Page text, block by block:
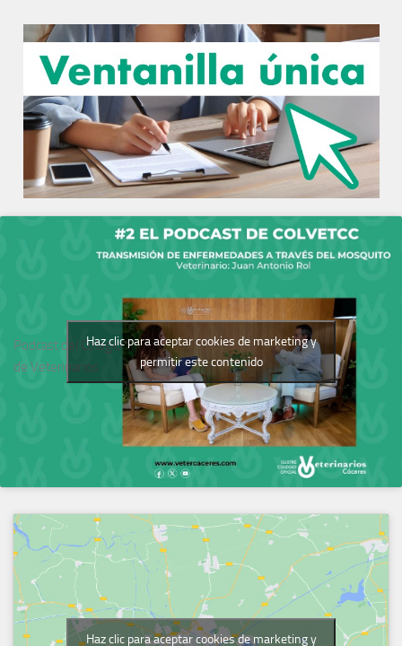
Podcast del Colegio
de Veterinarios
Haz clic para aceptar cookies de marketing y
permitir este contenido
Haz clic para aceptar cookies de marketing y